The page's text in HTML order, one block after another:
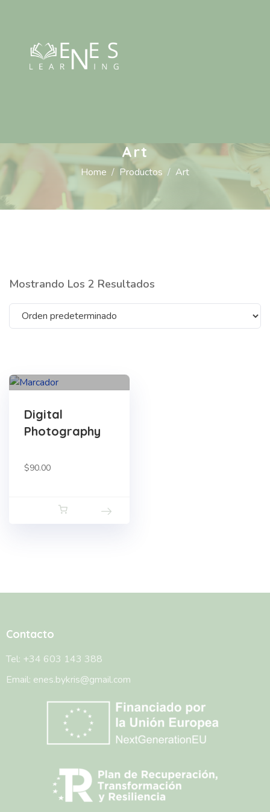
Art
Home Productos Art
Mostrando Los 2 Resultados
Digital
Photography
$90.00
Contacto
Tel: +34 603 143 388
Email: enes.bykris@gmail.com